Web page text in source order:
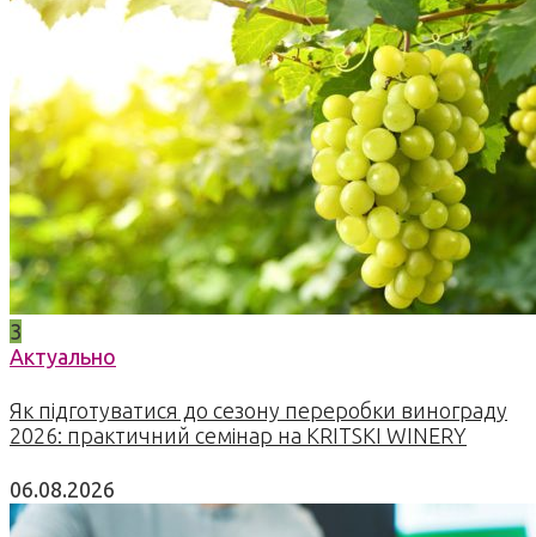
3
Актуально
Як підготуватися до сезону переробки винограду
2026: практичний семінар на KRITSKI WINERY
06.08.2026